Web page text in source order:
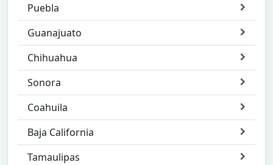
Puebla
Guanajuato
Chihuahua
Sonora
Coahuila
Baja California
Tamaulipas